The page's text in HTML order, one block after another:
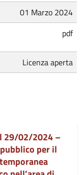
01 Marzo 2024
pdf
Licenza aperta
29/02/2024 –
per il